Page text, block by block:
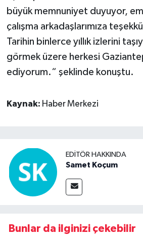
büyük memnuniyet duyuyor,
çalışma arkadaşlarımıza
Tarihin binlerce yıllık izlerini
görmek üzere herkesi
ediyorum.“ şeklinde konuştu.
Kaynak: Haber Merkezi
EDITÖR HAKKINDA
Samet Koçum
Bunlar da ilginizi çekebilir